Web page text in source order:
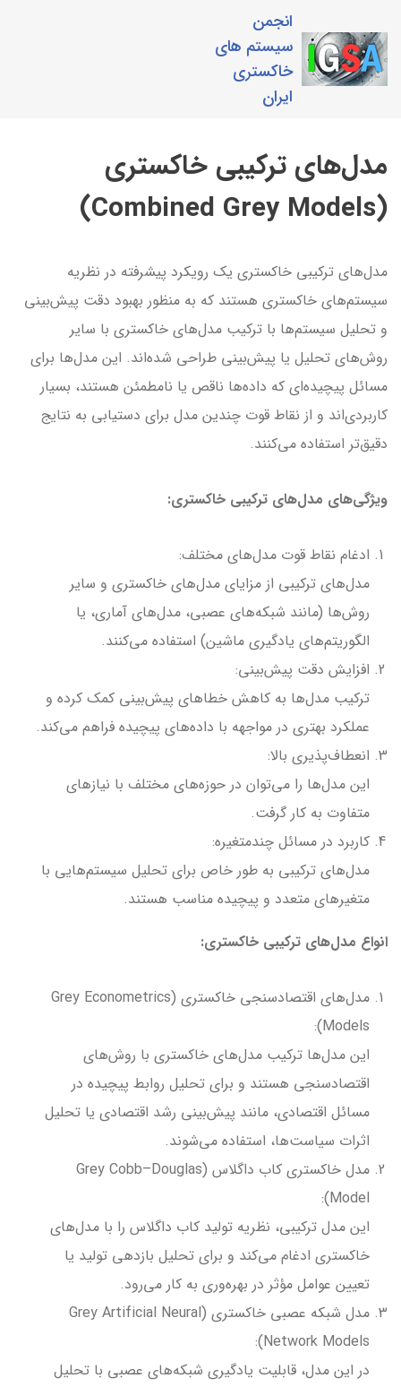
انجمن
سیستم های
خاکستری
ایران
مدل‌های ترکیبی خاکستری
(Combined Grey Models)
مدل‌های ترکیبی خاکستری یک رویکرد پیشرفته در نظریه
سیستم‌های خاکستری هستند که به منظور بهبود دقت پیش‌بینی
و تحلیل سیستم‌ها با ترکیب مدل‌های خاکستری با سایر
روش‌های تحلیل یا پیش‌بینی طراحی شده‌اند. این مدل‌ها برای
مسائل پیچیده‌ای که داده‌ها ناقص یا نامطمئن هستند، بسیار
کاربردی‌اند و از نقاط قوت چندین مدل برای دستیابی به نتایج
دقیق‌تر استفاده می‌کنند.
ویژگی‌های مدل‌های ترکیبی خاکستری:
ادغام نقاط قوت مدل‌های مختلف:
مدل‌های ترکیبی از مزایای مدل‌های خاکستری و سایر
روش‌ها (مانند شبکه‌های عصبی، مدل‌های آماری، یا
الگوریتم‌های یادگیری ماشین) استفاده می‌کنند.
افزایش دقت پیش‌بینی:
ترکیب مدل‌ها به کاهش خطاهای پیش‌بینی کمک کرده و
عملکرد بهتری در مواجهه با داده‌های پیچیده فراهم می‌کند.
انعطاف‌پذیری بالا:
این مدل‌ها را می‌توان در حوزه‌های مختلف با نیازهای
متفاوت به کار گرفت.
کاربرد در مسائل چندمتغیره:
مدل‌های ترکیبی به طور خاص برای تحلیل سیستم‌هایی با
متغیرهای متعدد و پیچیده مناسب هستند.
انواع مدل‌های ترکیبی خاکستری:
مدل‌های اقتصادسنجی خاکستری (Grey Econometrics
Models):
این مدل‌ها ترکیب مدل‌های خاکستری با روش‌های
اقتصادسنجی هستند و برای تحلیل روابط پیچیده در
مسائل اقتصادی، مانند پیش‌بینی رشد اقتصادی یا تحلیل
اثرات سیاست‌ها، استفاده می‌شوند.
مدل خاکستری کاب داگلاس (Grey Cobb–Douglas
Model):
این مدل ترکیبی، نظریه تولید کاب داگلاس را با مدل‌های
خاکستری ادغام می‌کند و برای تحلیل بازدهی تولید یا
تعیین عوامل مؤثر در بهره‌وری به کار می‌رود.
مدل شبکه عصبی خاکستری (Grey Artificial Neural
Network Models):
در این مدل، قابلیت یادگیری شبکه‌های عصبی با تحلیل